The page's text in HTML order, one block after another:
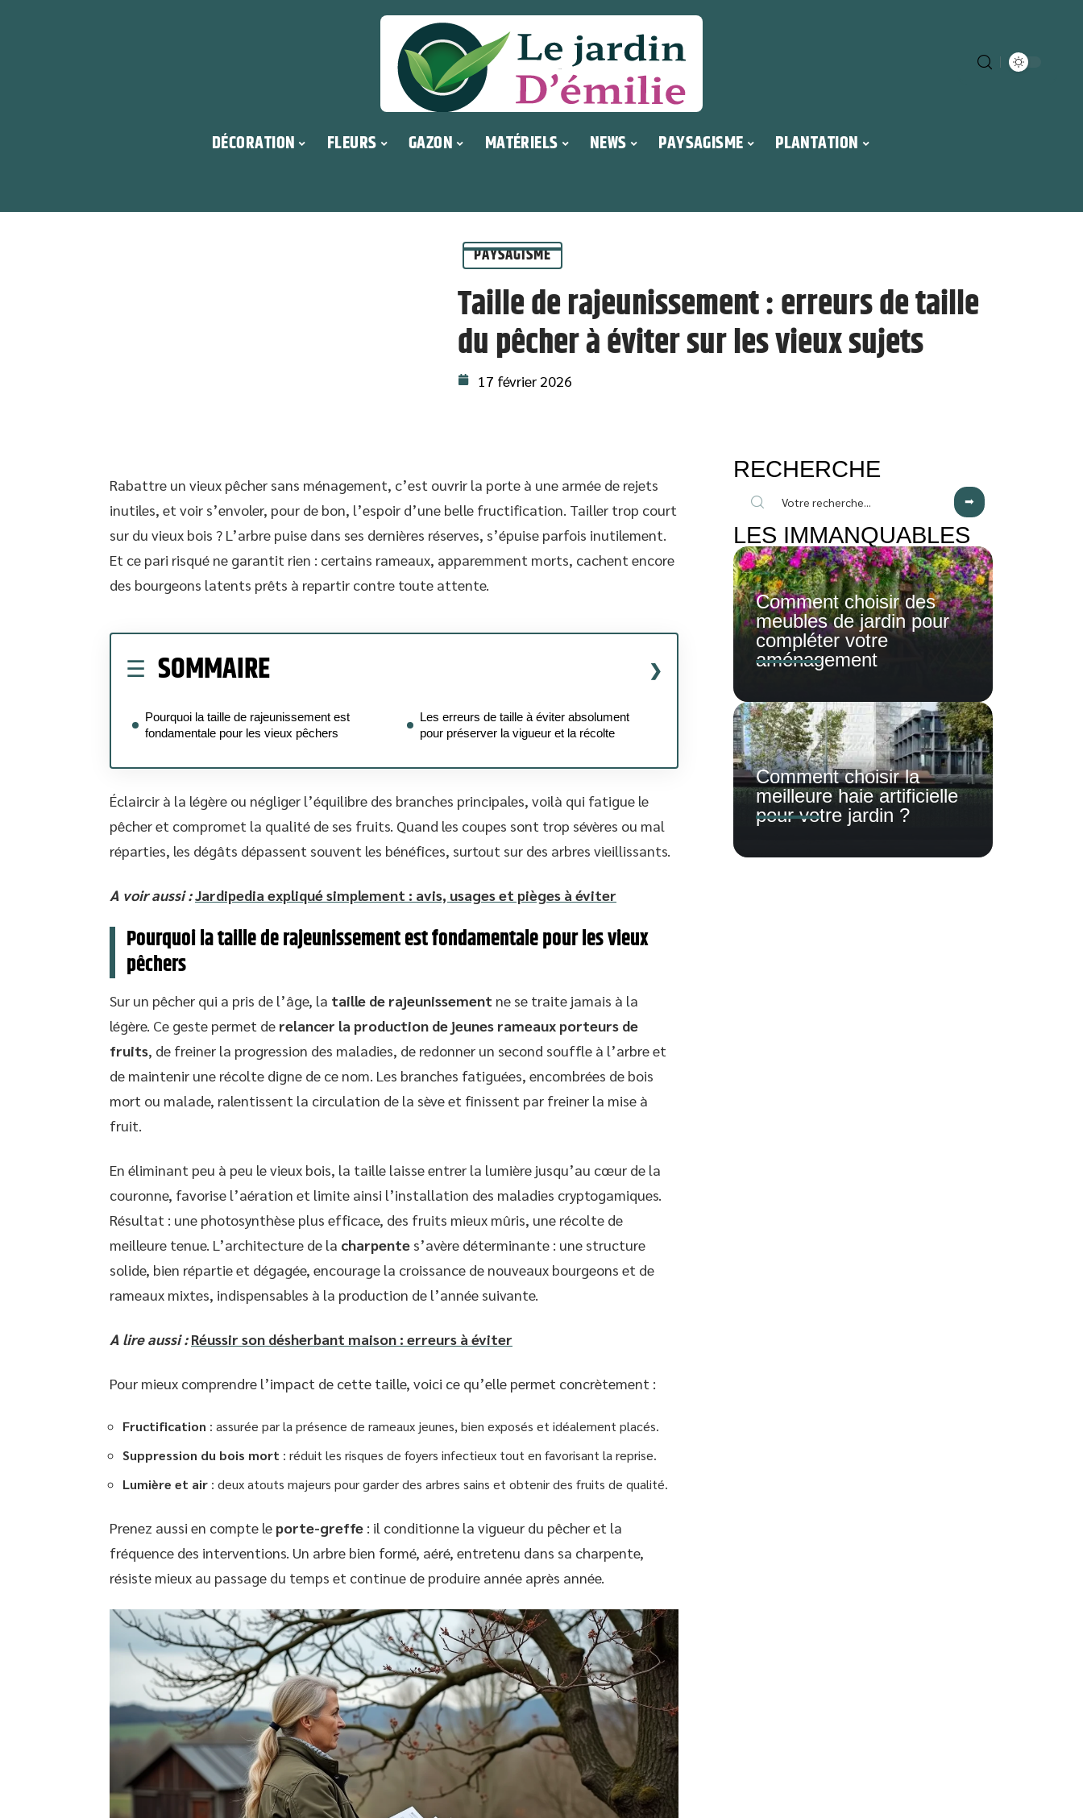
DÉCORATION FLEURS GAZON MATÉRIELS NEWS PAYSAGISME PLANTATION
PAYSAGISME
Taille de rajeunissement : erreurs de taille
du pêcher à éviter sur les vieux sujets
17 février 2026
Rabattre un vieux pêcher sans ménagement, c’est ouvrir la porte à une armée de rejets
inutiles, et voir s’envoler, pour de bon, l’espoir d’une belle fructification. Tailler trop court
sur du vieux bois ? L’arbre puise dans ses dernières réserves, s’épuise parfois inutilement.
Et ce pari risqué ne garantit rien : certains rameaux, apparemment morts, cachent encore
des bourgeons latents prêts à repartir contre toute attente.
SOMMAIRE
Pourquoi la taille de rajeunissement est
fondamentale pour les vieux pêchers
Les erreurs de taille à éviter absolument
pour préserver la vigueur et la récolte
Éclaircir à la légère ou négliger l’équilibre des branches principales, voilà qui fatigue le
pêcher et compromet la qualité de ses fruits. Quand les coupes sont trop sévères ou mal
réparties, les dégâts dépassent souvent les bénéfices, surtout sur des arbres vieillissants.
A voir aussi :Jardipedia expliqué simplement : avis, usages et pièges à éviter
Pourquoi la taille de rajeunissement est fondamentale pour les vieux
pêchers
Sur un pêcher qui a pris de l’âge, la taille de rajeunissement ne se traite jamais à la
légère. Ce geste permet de relancer la production de jeunes rameaux porteurs de
fruits, de freiner la progression des maladies, de redonner un second souffle à l’arbre et
de maintenir une récolte digne de ce nom. Les branches fatiguées, encombrées de bois
mort ou malade, ralentissent la circulation de la sève et finissent par freiner la mise à
fruit.
En éliminant peu à peu le vieux bois, la taille laisse entrer la lumière jusqu’au cœur de la
couronne, favorise l’aération et limite ainsi l’installation des maladies cryptogamiques.
Résultat : une photosynthèse plus efficace, des fruits mieux mûris, une récolte de
meilleure tenue. L’architecture de la charpente s’avère déterminante : une structure
solide, bien répartie et dégagée, encourage la croissance de nouveaux bourgeons et de
rameaux mixtes, indispensables à la production de l’année suivante.
A lire aussi : Réussir son désherbant maison : erreurs à éviter
Pour mieux comprendre l’impact de cette taille, voici ce qu’elle permet concrètement :
Fructification : assurée par la présence de rameaux jeunes, bien exposés et idéalement placés.
Suppression du bois mort : réduit les risques de foyers infectieux tout en favorisant la reprise.
Lumière et air : deux atouts majeurs pour garder des arbres sains et obtenir des fruits de qualité.
Prenez aussi en compte le porte-greffe : il conditionne la vigueur du pêcher et la
fréquence des interventions. Un arbre bien formé, aéré, entretenu dans sa charpente,
résiste mieux au passage du temps et continue de produire année après année.
RECHERCHE
LES IMMANQUABLES
Comment choisir des
meubles de jardin pour
compléter votre
aménagement
Comment choisir la
meilleure haie artificielle
pour votre jardin ?